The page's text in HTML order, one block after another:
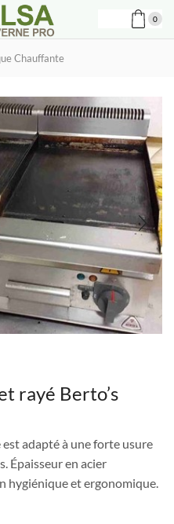
0
Chauffante
rayé Berto’s
adapté à une forte usure
Épaisseur en acier
hygiénique et ergonomique.